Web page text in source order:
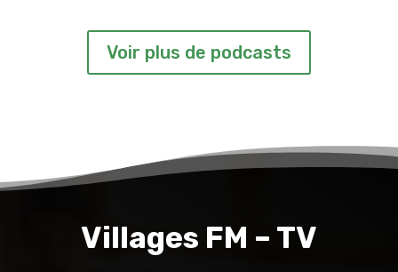
Voir plus de podcasts
Villages FM – TV